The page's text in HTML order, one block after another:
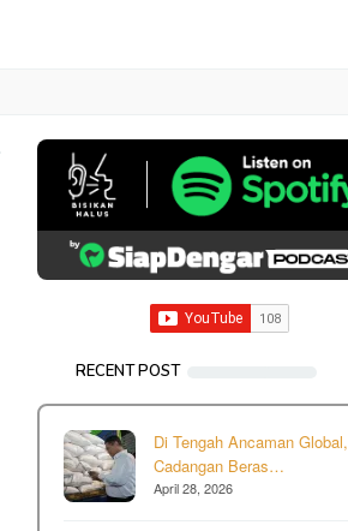
RECENT POST
Di Tengah Ancaman Global,
Cadangan Beras…
April 28, 2026